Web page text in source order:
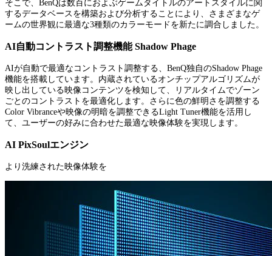
そこで、BenQは数百におよぶゲームタイトルのアートスタイルに関
するデータベースを構築および分析することにより、さまざまなゲ
ームの世界観に最適な3種類のカラーモードを新たに調合しました。
AI自動コントラスト調整機能 Shadow Phage
AIが自動で最適なコントラスト調整する、BenQ独自のShadow Phage
機能を搭載しています。内蔵されているオンチップアルゴリズムが
映し出している映像コンテンツを検知して、リアルタイムでゾーン
ごとのコントラストを最適化します。さらに色の鮮明さを調整する
Color Vibranceや映像の明暗を調整できるLight Tuner機能を活用し
て、ユーザーの好みに合わせた最適な映像体験を実現します。
AI PixSoulエンジン
より洗練された映像体験を